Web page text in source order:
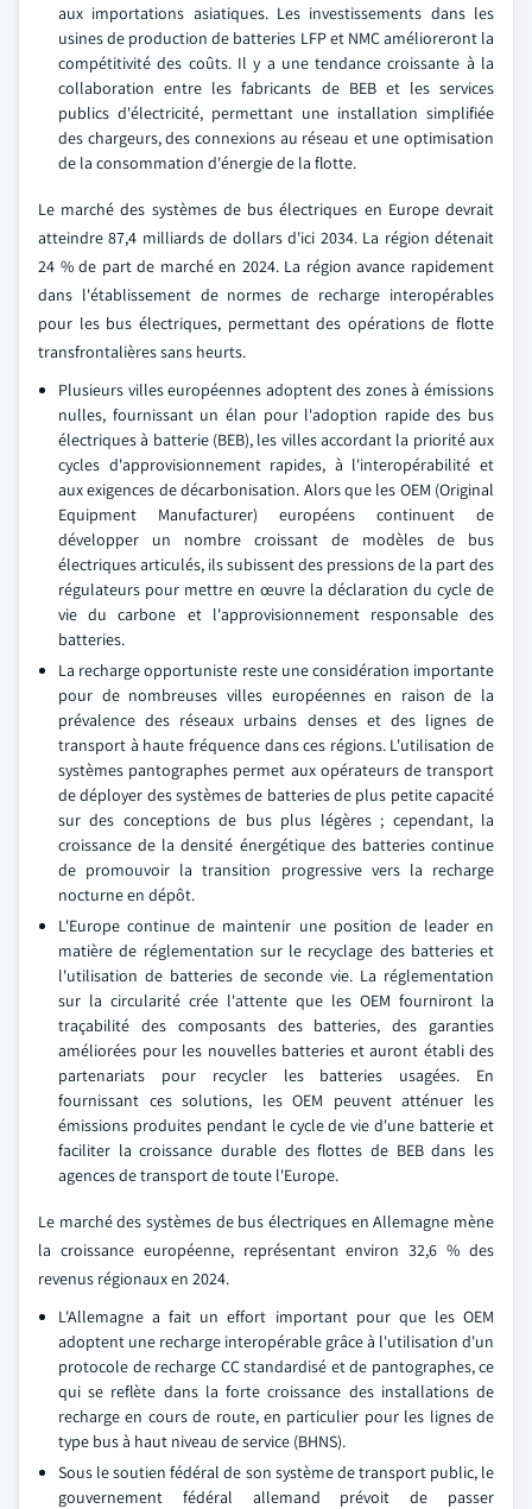
aux importations asiatiques. Les investissements dans les
usines de production de batteries LFP et NMC amélioreront la
compétitivité des coûts. Il y a une tendance croissante à la
collaboration entre les fabricants de BEB et les services
publics d'électricité, permettant une installation simplifiée
des chargeurs, des connexions au réseau et une optimisation
de la consommation d'énergie de la flotte.
Le marché des systèmes de bus électriques en Europe devrait
atteindre 87,4 milliards de dollars d'ici 2034. La région détenait
24 % de part de marché en 2024. La région avance rapidement
dans l'établissement de normes de recharge interopérables
pour les bus électriques, permettant des opérations de flotte
transfrontalières sans heurts.
Plusieurs villes européennes adoptent des zones à émissions
nulles, fournissant un élan pour l'adoption rapide des bus
électriques à batterie (BEB), les villes accordant la priorité aux
cycles d'approvisionnement rapides, à l'interopérabilité et
aux exigences de décarbonisation. Alors que les OEM (Original
Equipment Manufacturer) européens continuent de
développer un nombre croissant de modèles de bus
électriques articulés, ils subissent des pressions de la part des
régulateurs pour mettre en œuvre la déclaration du cycle de
vie du carbone et l'approvisionnement responsable des
batteries.
La recharge opportuniste reste une considération importante
pour de nombreuses villes européennes en raison de la
prévalence des réseaux urbains denses et des lignes de
transport à haute fréquence dans ces régions. L'utilisation de
systèmes pantographes permet aux opérateurs de transport
de déployer des systèmes de batteries de plus petite capacité
sur des conceptions de bus plus légères ; cependant, la
croissance de la densité énergétique des batteries continue
de promouvoir la transition progressive vers la recharge
nocturne en dépôt.
L'Europe continue de maintenir une position de leader en
matière de réglementation sur le recyclage des batteries et
l'utilisation de batteries de seconde vie. La réglementation
sur la circularité crée l'attente que les OEM fourniront la
traçabilité des composants des batteries, des garanties
améliorées pour les nouvelles batteries et auront établi des
partenariats pour recycler les batteries usagées. En
fournissant ces solutions, les OEM peuvent atténuer les
émissions produites pendant le cycle de vie d'une batterie et
faciliter la croissance durable des flottes de BEB dans les
agences de transport de toute l'Europe.
Le marché des systèmes de bus électriques en Allemagne mène
la croissance européenne, représentant environ 32,6 % des
revenus régionaux en 2024.
L'Allemagne a fait un effort important pour que les OEM
adoptent une recharge interopérable grâce à l'utilisation d'un
protocole de recharge CC standardisé et de pantographes, ce
qui se reflète dans la forte croissance des installations de
recharge en cours de route, en particulier pour les lignes de
type bus à haut niveau de service (BHNS).
Sous le soutien fédéral de son système de transport public, le
gouvernement fédéral allemand prévoit de passer